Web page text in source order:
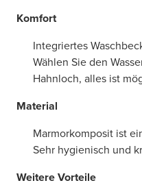
Komfort
Integriertes
Wählen Sie den
Hahnloch, alles ist
Material
Marmorkomposit ist
Sehr hygienisch und
Weitere Vorteile